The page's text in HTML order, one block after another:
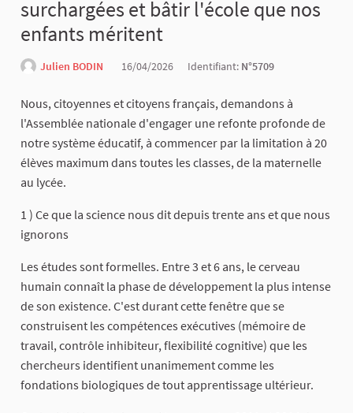
surchargées et bâtir l'école que nos
enfants méritent
Julien BODIN 16/04/2026 Identifiant: N°5709
Nous, citoyennes et citoyens français, demandons à
l'Assemblée nationale d'engager une refonte profonde de
notre système éducatif, à commencer par la limitation à 20
élèves maximum dans toutes les classes, de la maternelle
au lycée.
1 ) Ce que la science nous dit depuis trente ans et que nous
ignorons
Les études sont formelles. Entre 3 et 6 ans, le cerveau
humain connaît la phase de développement la plus intense
de son existence. C'est durant cette fenêtre que se
construisent les compétences exécutives (mémoire de
travail, contrôle inhibiteur, flexibilité cognitive) que les
chercheurs identifient unanimement comme les
fondations biologiques de tout apprentissage ultérieur.